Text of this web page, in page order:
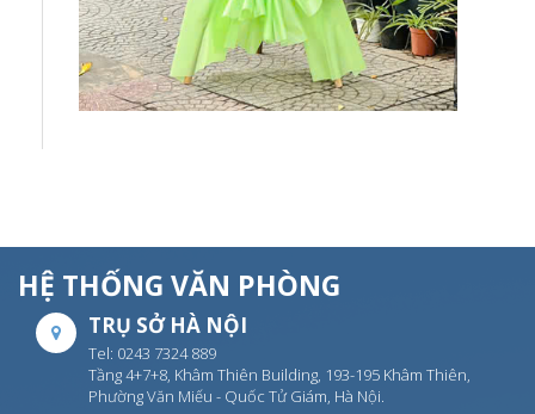
HỆ THỐNG VĂN PHÒNG
TRỤ SỞ HÀ NỘI
Tel: 0243 7324 889
Tầng 4+7+8, Khâm Thiên Building, 193-195 Khâm Thiên,
Phường Văn Miếu - Quốc Tử Giám, Hà Nội.